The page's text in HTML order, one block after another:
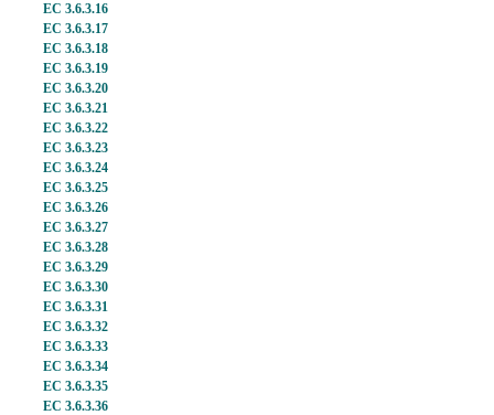
EC 3.6.3.16
EC 3.6.3.17
EC 3.6.3.18
EC 3.6.3.19
EC 3.6.3.20
EC 3.6.3.21
EC 3.6.3.22
EC 3.6.3.23
EC 3.6.3.24
EC 3.6.3.25
EC 3.6.3.26
EC 3.6.3.27
EC 3.6.3.28
EC 3.6.3.29
EC 3.6.3.30
EC 3.6.3.31
EC 3.6.3.32
EC 3.6.3.33
EC 3.6.3.34
EC 3.6.3.35
EC 3.6.3.36